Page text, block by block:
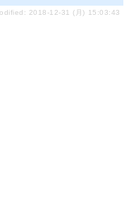
2018-12-31 (月) 15:03:43